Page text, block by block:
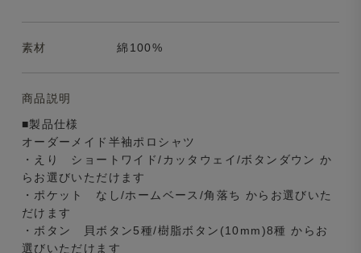
素材 綿100%
商品説明
■製品仕様
オーダーメイド半袖ポロシャツ
・えり ショートワイド/カッタウェイ/ボタンダウン か
らお選びいただけます
・ポケット なし/ホームベース/角落ち からお選びいた
だけます
・ボタン 貝ボタン5種/樹脂ボタン(10mm)8種 からお
選びいただけます